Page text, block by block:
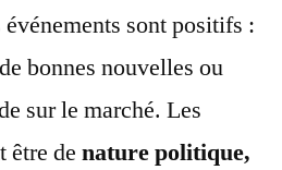
événements sont positifs :
bonnes nouvelles ou
sur le marché. Les
être de nature politique,